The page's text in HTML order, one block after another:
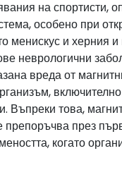
на спортисти,
особено при
менискус и херния
неврологични
вреда от
Въпреки това,
препоръчва през
когато